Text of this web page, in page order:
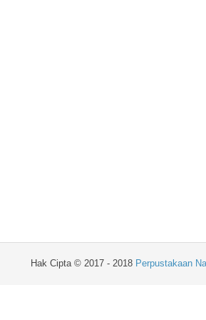
Hak Cipta © 2017 - 2018 Perpustakaan